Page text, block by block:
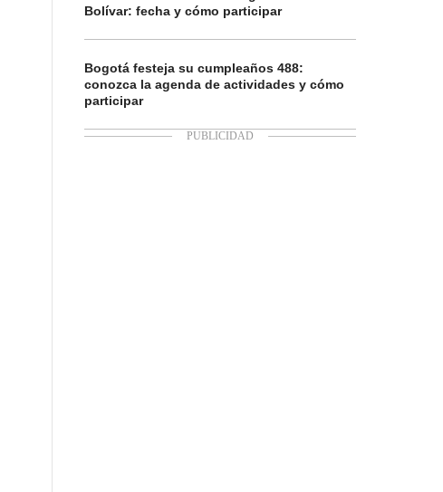
Bolívar: fecha y cómo participar
Bogotá festeja su cumpleaños 488:
conozca la agenda de actividades y cómo
participar